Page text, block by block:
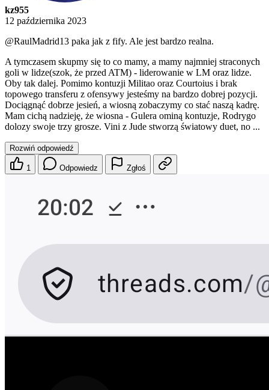
kz955
12 października 2023
@RaulMadrid13 paka jak z fify. Ale jest bardzo realna.
A tymczasem skupmy się to co mamy, a mamy najmniej straconych
goli w lidze(szok, że przed ATM) - liderowanie w LM oraz lidze.
Oby tak dalej. Pomimo kontuzji Militao oraz Courtoius i brak
topowego transferu z ofensywy jesteśmy na bardzo dobrej pozycji.
Dociągnąć dobrze jesień, a wiosną zobaczymy co stać naszą kadrę.
Mam cichą nadzieję, że wiosna - Gulera ominą kontuzje, Rodrygo
dolozy swoje trzy grosze. Vini z Jude stworzą światowy duet, no ...
Rozwiń odpowiedź
1 Odpowiedz Zgłoś